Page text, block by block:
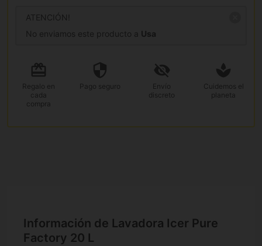
ATENCIÓN!
No enviamos este producto a Usa
Regalo en
cada
compra
Pago seguro
Envío
discreto
Cuidemos el
planeta
Información de Lavadora Icer Pure
Factory 20 L